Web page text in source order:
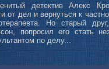
детектив Алекс
от дел и вернуться к
Но старый
попросил его стать
по делу...